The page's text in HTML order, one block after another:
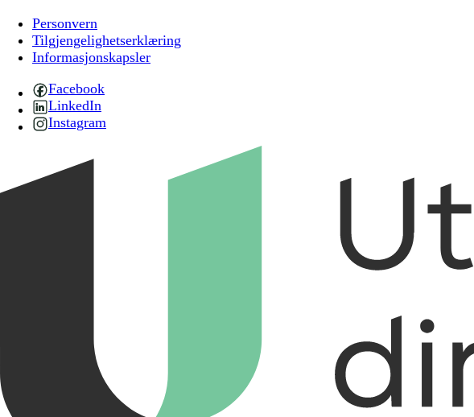
Personvern
Tilgjengelighetserklæring
Informasjonskapsler
Facebook
LinkedIn
Instagram